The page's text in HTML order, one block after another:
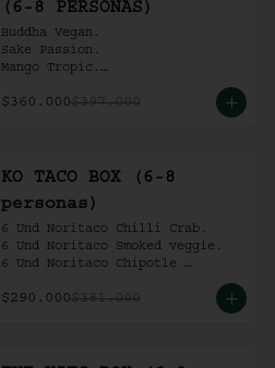
(6-8 PERSONAS)
Buddha Vegan.
Sake Passion.
Mango Tropic.
Dragon.
2 Und Noritaco Chilli Crab.
(6-8 personas).
$360.000$397.000
KO TACO BOX (6-8
personas)
6 Und Noritaco Chilli Crab.
6 Und Noritaco Smoked veggie.
6 Und Noritaco Chipotle
$290.000$381.000